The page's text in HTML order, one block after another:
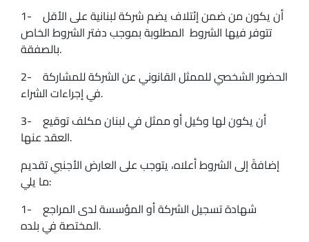
1- أن يكون من ضمن إئتلاف يضم شركة لبنانية على الأقل
تتوفر فيها الشروط المطلوبة بموجب دفتر الشروط الخاص
بالصفقة.
2- الحضور الشخصي للممثل القانوني عن الشركة للمشاركة
في إجراءات الشراء.
3- أن يكون لها وكيل أو ممثل في لبنان مكلف توقيع
العقد عنها.
إضافةً إلى الشروط أعلاه، يتوجب على العارض الأجنبي تقديم
ما يلي:
1- شهادة تسجيل الشركة أو المؤسسة لدى المراجع
المختصة في بلده.